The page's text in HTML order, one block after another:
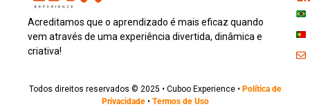
Acreditamos que o aprendizado é mais eficaz quando
vem através de uma experiência divertida, dinâmica e
criativa!
Todos direitos reservados © 2025 • Cuboo Experience • Política de
Privacidade • Termos de Uso